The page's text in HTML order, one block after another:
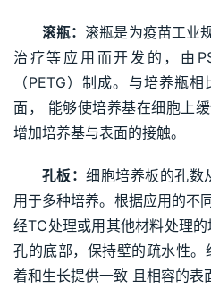
滚瓶： 滚瓶是为疫苗工业
治疗等应用而开发的，由
（PETG）制成。与培养瓶
面， 能够使培养基在细胞上
增加培养基与表面的接触。
孔板：细胞培养板的孔数
用于多种培养。根据应用的不
经TC处理或用其他材料处理
孔的底部，保持壁的疏水性
着和生长提供一致 且相容的表